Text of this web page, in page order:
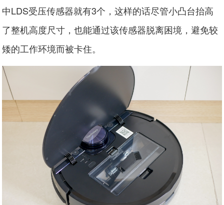
中LDS受压传感器就有3个，这样的话尽管小凸台抬高
了整机高度尺寸，也能通过该传感器脱离困境，避免较
矮的工作环境而被卡住。